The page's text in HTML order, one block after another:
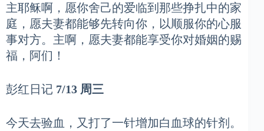
主耶稣啊，愿你舍己的爱临到那些挣扎中的家
庭，愿夫妻都能够先转向你，以顺服你的心服
事对方。主啊，愿夫妻都能享受你对婚姻的赐
福，阿们！
彭红日记 7/13 周三
今天去验血，又打了一针增加白血球的针剂。